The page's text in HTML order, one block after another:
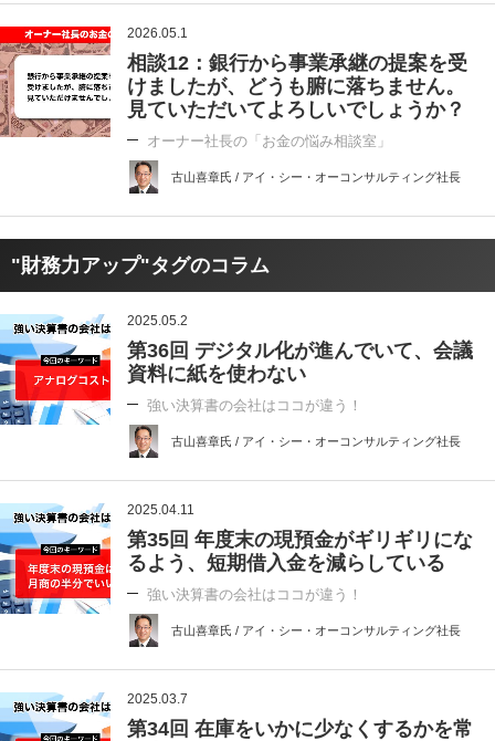
2026.05.1
相談12：銀行から事業承継の提案を受
けましたが、どうも腑に落ちません。
見ていただいてよろしいでしょうか？
オーナー社長の「お金の悩み相談室」
古山喜章氏 / アイ・シー・オーコンサルティング社長
"財務力アップ"タグのコラム
2025.05.2
第36回 デジタル化が進んでいて、会議
資料に紙を使わない
強い決算書の会社はココが違う！
古山喜章氏 / アイ・シー・オーコンサルティング社長
2025.04.11
第35回 年度末の現預金がギリギリにな
るよう、短期借入金を減らしている
強い決算書の会社はココが違う！
古山喜章氏 / アイ・シー・オーコンサルティング社長
2025.03.7
第34回 在庫をいかに少なくするかを常